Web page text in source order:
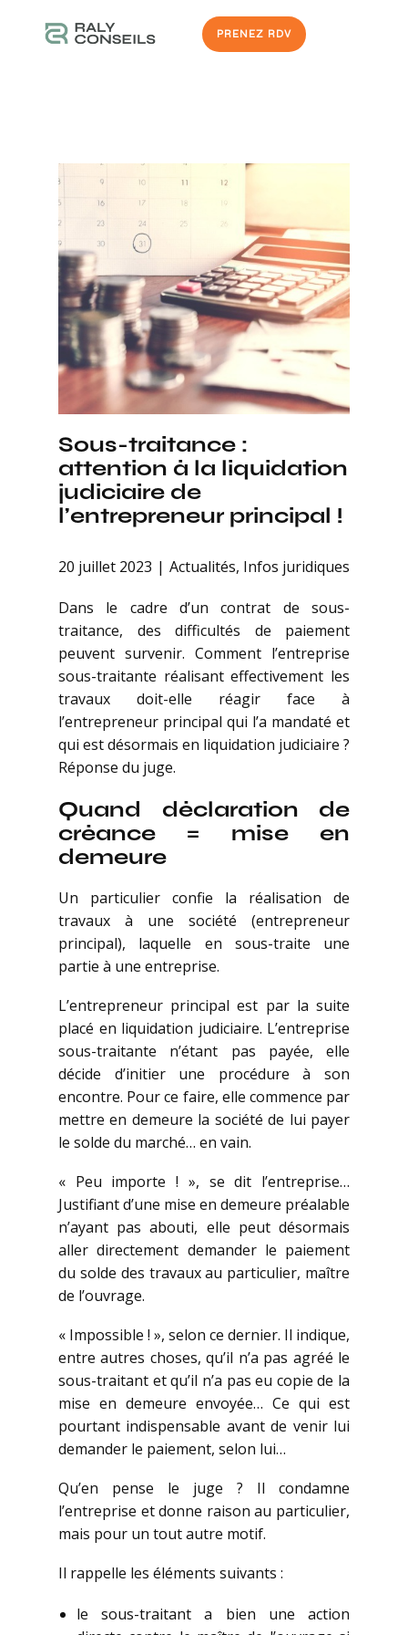
PRENEZ RDV
Sous-traitance :
attention à la liquidation
judiciaire de
l’entrepreneur principal !
20 juillet 2023 Actualités, Infos juridiques
Dans le cadre d’un contrat de sous-
traitance, des difficultés de paiement
peuvent survenir. Comment l’entreprise
sous-traitante réalisant effectivement les
travaux doit-elle réagir face à
l’entrepreneur principal qui l’a mandaté et
qui est désormais en liquidation judiciaire ?
Réponse du juge.
Quand déclaration de
créance = mise en
demeure
Un particulier confie la réalisation de
travaux à une société (entrepreneur
principal), laquelle en sous-traite une
partie à une entreprise.
L’entrepreneur principal est par la suite
placé en liquidation judiciaire. L’entreprise
sous-traitante n’étant pas payée, elle
décide d’initier une procédure à son
encontre. Pour ce faire, elle commence par
mettre en demeure la société de lui payer
le solde du marché… en vain.
« Peu importe ! », se dit l’entreprise…
Justifiant d’une mise en demeure préalable
n’ayant pas abouti, elle peut désormais
aller directement demander le paiement
du solde des travaux au particulier, maître
de l’ouvrage.
« Impossible ! », selon ce dernier. Il indique,
entre autres choses, qu’il n’a pas agréé le
sous-traitant et qu’il n’a pas eu copie de la
mise en demeure envoyée… Ce qui est
pourtant indispensable avant de venir lui
demander le paiement, selon lui…
Qu’en pense le juge ? Il condamne
l’entreprise et donne raison au particulier,
mais pour un tout autre motif.
Il rappelle les éléments suivants :
le sous-traitant a bien une action